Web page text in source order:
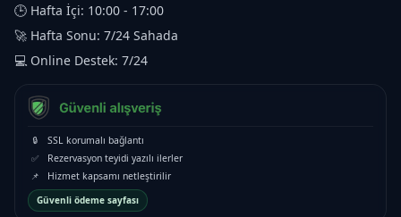
🕒 Hafta İçi: 10:00 - 17:00
🚀 Hafta Sonu: 7/24 Sahada
💻 Online Destek: 7/24
🔒
SSL korumalı bağlantı
✅
Rezervasyon teyidi yazılı ilerler
📌
Hizmet kapsamı netleştirilir
Güvenli ödeme sayfası